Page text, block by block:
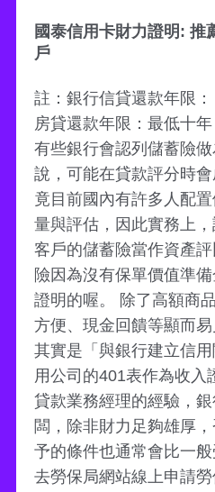
國泰信用卡財力證明:
戶
註：銀行信貸還款年限：
房貸還款年限：最低十
有些銀行會認列儲蓄險
說，可能在貸款評分時
竟目前國內有許多人配
量與評估，因此實務上
客戶的儲蓄險當作資產
險因為沒有保單價值準
證明的喔。 除了高額商
方便、現金回饋等顯而
其實是「與銀行建立信
用公司的401表作為收入
貸款業務經理的經驗，
闆，除非財力足夠雄厚
予的條件也通常會比一
去勞保局網站線上申請